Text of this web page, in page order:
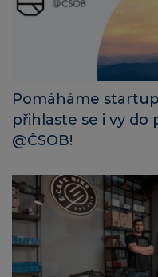
Pomáháme
přihlaste se i vy
@ČSOB!